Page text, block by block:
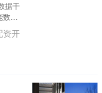
据干
数字
年
资开